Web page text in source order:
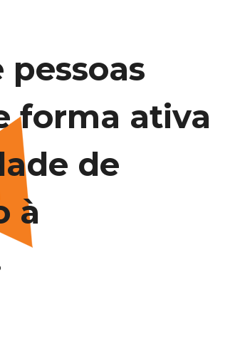
pessoas
forma ativa
de
à